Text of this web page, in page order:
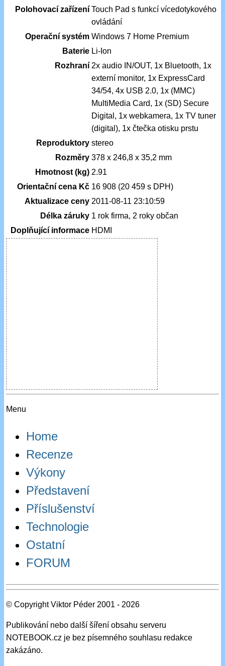
Polohovací zařízení Touch Pad s funkcí vícedotykového
ovládání
Operační systém Windows 7 Home Premium
Baterie Li-Ion
Rozhraní 2x audio IN/OUT, 1x Bluetooth, 1x
externí monitor, 1x ExpressCard
34/54, 4x USB 2.0, 1x (MMC)
MultiMedia Card, 1x (SD) Secure
Digital, 1x webkamera, 1x TV tuner
(digital), 1x čtečka otisku prstu
Reproduktory stereo
Rozměry 378 x 246,8 x 35,2 mm
Hmotnost (kg) 2.91
Orientační cena Kč 16 908 (20 459 s DPH)
Aktualizace ceny 2011-08-11 23:10:59
Délka záruky 1 rok firma, 2 roky občan
Doplňující informace HDMI
Menu
Home
Recenze
Výkony
Představení
Příslušenství
Technologie
Ostatní
FORUM
© Copyright Viktor Péder 2001 - 2026
Publikování nebo další šíření obsahu serveru
NOTEBOOK.cz je bez písemného souhlasu redakce
zakázáno.